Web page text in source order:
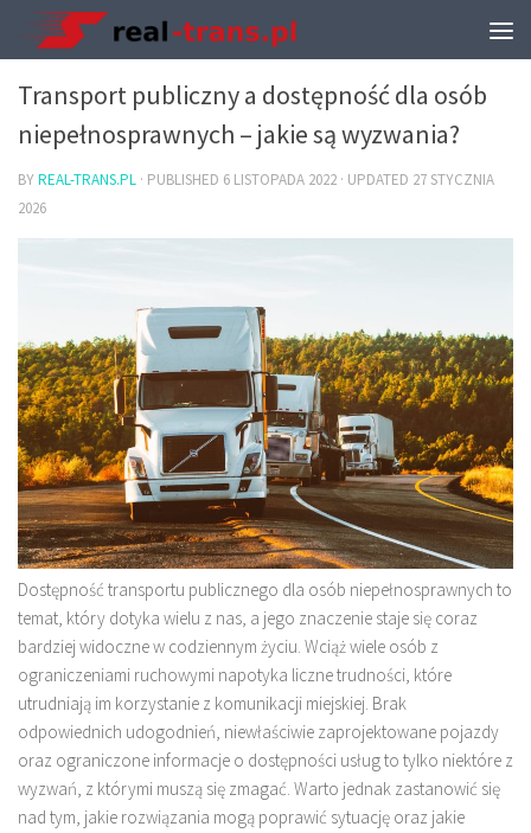
TRANSPORT I PRZEPROWADZKI
Transport publiczny a dostępność dla osób
niepełnosprawnych – jakie są wyzwania?
BYREAL-TRANS.PL · PUBLISHED 6 LISTOPADA 2022 · UPDATED 27 STYCZNIA
2026
Dostępność transportu publicznego dla osób niepełnosprawnych to
temat, który dotyka wielu z nas, a jego znaczenie staje się coraz
bardziej widoczne w codziennym życiu. Wciąż wiele osób z
ograniczeniami ruchowymi napotyka liczne trudności, które
utrudniają im korzystanie z komunikacji miejskiej. Brak
odpowiednich udogodnień, niewłaściwie zaprojektowane pojazdy
oraz ograniczone informacje o dostępności usług to tylko niektóre z
wyzwań, z którymi muszą się zmagać. Warto jednak zastanowić się
nad tym, jakie rozwiązania mogą poprawić sytuację oraz jakie